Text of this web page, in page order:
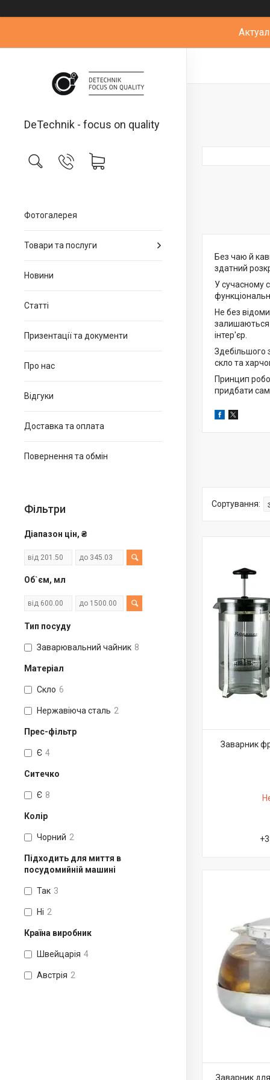
DeTechnik - focus on quality
Фотогалерея
Товари та послуги
Новини
Статті
Призентації та документи
Про нас
Відгуки
Доставка та оплата
Повернення та обмін
Фільтри
Діапазон цін, ₴
Об`єм, мл
Тип посуду
Заварювальний чайник 8
Матеріал
Скло 6
Нержавіюча сталь 2
Прес-фільтр
Є 4
Ситечко
Є 8
Колір
Чорний 2
Підходить для миття в
посудомийній машині
Так 3
Ні 2
Країна виробник
Швейцарія 4
Австрія 2
Без чаю й
здатний
У сучасному
Не без
залишаються
інтер'єр.
Здебільшого
скло та
Принцип
придбати
Заварник
Заварник